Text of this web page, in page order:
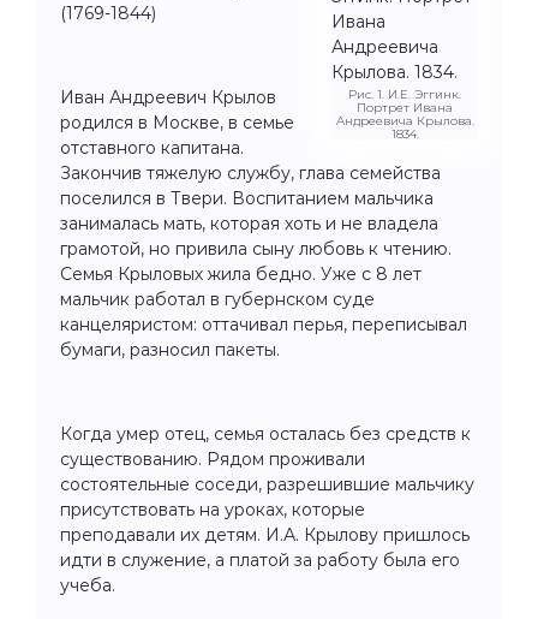
Рис. 1. И.Е. Эггинк.
Портрет Ивана
Андреевича Крылова.
1834.
(1769-1844)
Иван Андреевич Крылов
родился в Москве, в семье
отставного капитана.
Закончив тяжелую службу, глава семейства
поселился в Твери. Воспитанием мальчика
занималась мать, которая хоть и не владела
грамотой, но привила сыну любовь к чтению.
Семья Крыловых жила бедно. Уже с 8 лет
мальчик работал в губернском суде
канцеляристом: оттачивал перья, переписывал
бумаги, разносил пакеты.
Когда умер отец, семья осталась без средств к
существованию. Рядом проживали
состоятельные соседи, разрешившие мальчику
присутствовать на уроках, которые
преподавали их детям. И.А. Крылову пришлось
идти в служение, а платой за работу была его
учеба.